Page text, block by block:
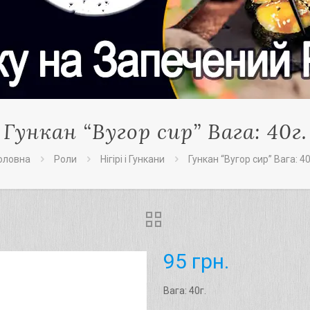
Гункан “Bугор сир” Вага: 40г.
Роли Нігірі і Гункани Гункан “Bугор сир” Вага:
95 грн.
Вага: 40г.